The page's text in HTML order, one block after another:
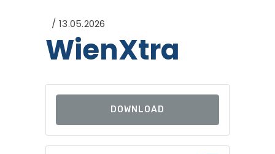
13.05.2026
WienXtra
DOWNLOAD